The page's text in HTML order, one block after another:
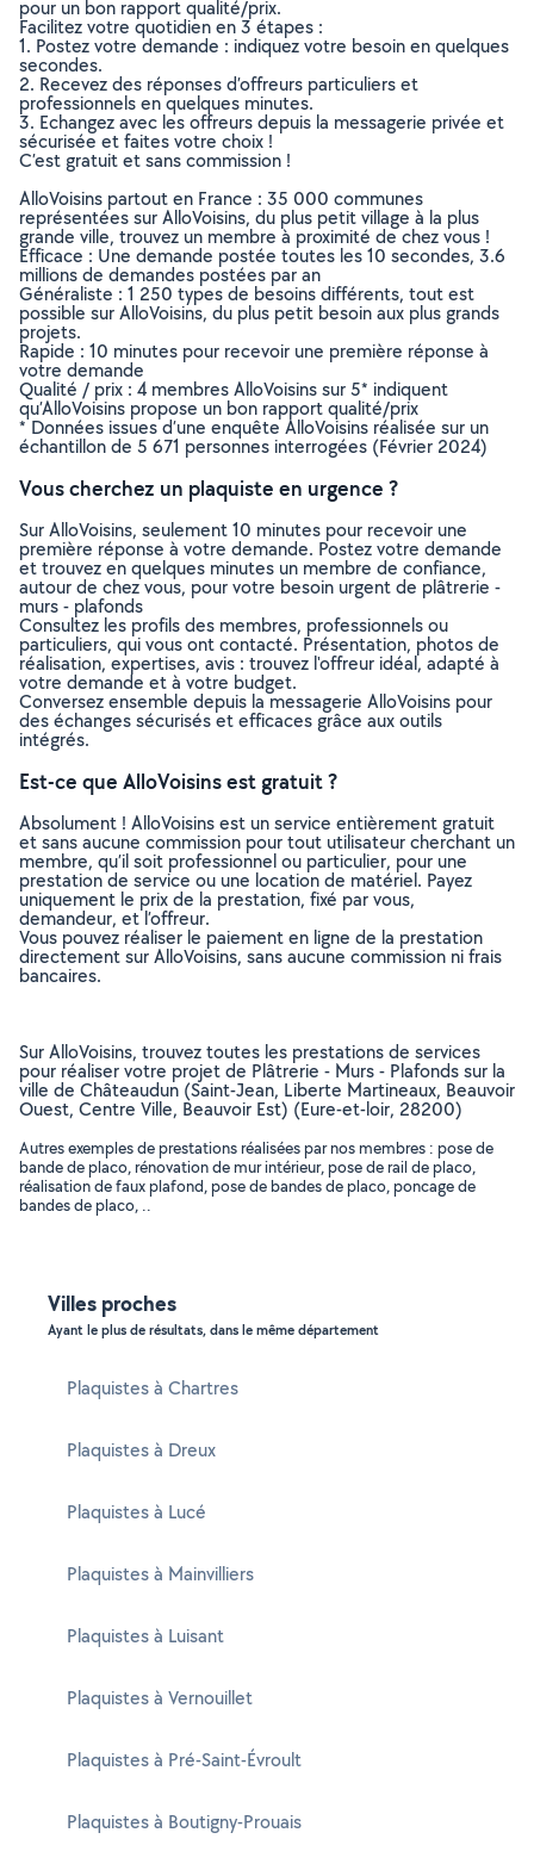
pour un bon rapport qualité/prix.
Facilitez votre quotidien en 3 étapes :
1. Postez votre demande : indiquez votre besoin en quelques
secondes.
2. Recevez des réponses d’offreurs particuliers et
professionnels en quelques minutes.
3. Echangez avec les offreurs depuis la messagerie privée et
sécurisée et faites votre choix !
C’est gratuit et sans commission !
AlloVoisins partout en France : 35 000 communes
représentées sur AlloVoisins, du plus petit village à la plus
grande ville, trouvez un membre à proximité de chez vous !
Efficace : Une demande postée toutes les 10 secondes, 3.6
millions de demandes postées par an
Généraliste : 1 250 types de besoins différents, tout est
possible sur AlloVoisins, du plus petit besoin aux plus grands
projets.
Rapide : 10 minutes pour recevoir une première réponse à
votre demande
Qualité / prix : 4 membres AlloVoisins sur 5* indiquent
qu’AlloVoisins propose un bon rapport qualité/prix
* Données issues d’une enquête AlloVoisins réalisée sur un
échantillon de 5 671 personnes interrogées (Février 2024)
Vous cherchez un plaquiste en urgence ?
Sur AlloVoisins, seulement 10 minutes pour recevoir une
première réponse à votre demande. Postez votre demande
et trouvez en quelques minutes un membre de confiance,
autour de chez vous, pour votre besoin urgent de plâtrerie -
murs - plafonds
Consultez les profils des membres, professionnels ou
particuliers, qui vous ont contacté. Présentation, photos de
réalisation, expertises, avis : trouvez l'offreur idéal, adapté à
votre demande et à votre budget.
Conversez ensemble depuis la messagerie AlloVoisins pour
des échanges sécurisés et efficaces grâce aux outils
intégrés.
Est-ce que AlloVoisins est gratuit ?
Absolument ! AlloVoisins est un service entièrement gratuit
et sans aucune commission pour tout utilisateur cherchant un
membre, qu’il soit professionnel ou particulier, pour une
prestation de service ou une location de matériel. Payez
uniquement le prix de la prestation, fixé par vous,
demandeur, et l’offreur.
Vous pouvez réaliser le paiement en ligne de la prestation
directement sur AlloVoisins, sans aucune commission ni frais
bancaires.
Sur AlloVoisins, trouvez toutes les prestations de services
pour réaliser votre projet de Plâtrerie - Murs - Plafonds sur la
ville de Châteaudun (Saint-Jean, Liberte Martineaux, Beauvoir
Ouest, Centre Ville, Beauvoir Est) (Eure-et-loir, 28200)
Autres exemples de prestations réalisées par nos membres : pose de
bande de placo, rénovation de mur intérieur, pose de rail de placo,
réalisation de faux plafond, pose de bandes de placo, poncage de
bandes de placo, ..
Villes proches
Ayant le plus de résultats, dans le même département
Plaquistes à Chartres
Plaquistes à Dreux
Plaquistes à Lucé
Plaquistes à Mainvilliers
Plaquistes à Luisant
Plaquistes à Vernouillet
Plaquistes à Pré-Saint-Évroult
Plaquistes à Boutigny-Prouais